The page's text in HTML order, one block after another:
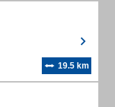
19.5 km